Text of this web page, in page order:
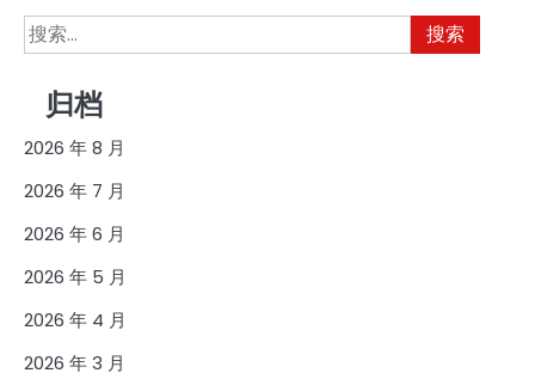
搜
索：
归档
2026 年 8 月
2026 年 7 月
2026 年 6 月
2026 年 5 月
2026 年 4 月
2026 年 3 月